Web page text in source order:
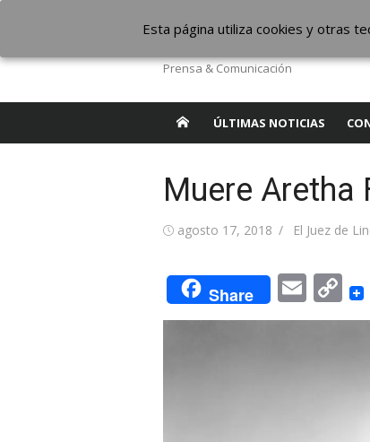
contenido
The Borderline
Prensa & Comunicación
ÚLTIMAS NOTICIAS
Muere Aretha
Publicada
agosto 17, 2018 Autor
El Juez de
Share Email
Esta página utiliza cookies y otras